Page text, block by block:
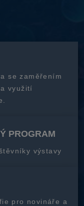
se zaměřením
využití
PROGRAM
výstavy
pro novináře a